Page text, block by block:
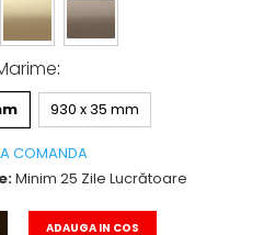
:
930 x 35 mm
COMANDA
Minim 25 Zile Lucrătoare
ADAUGA IN COS